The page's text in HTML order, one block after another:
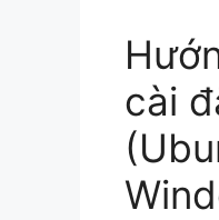
cài